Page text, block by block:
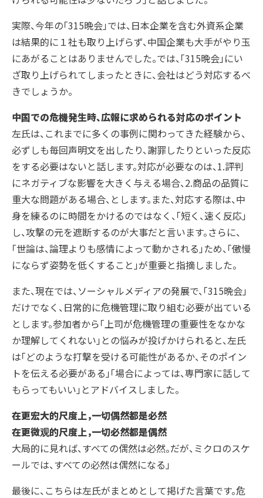
実際、今年の「315晩会」では、日本企業を含む外資系企業
は結果的に１社も取り上げらず、中国企業も大手がやり玉
にあがることはありませんでした。では、「315晩会」にい
ざ取り上げられてしまったときに、会社はどう対応するべ
きでしょうか。
中国での危機発生時、広報に求められる対応のポイント
左氏は、これまでに多くの事例に関わってきた経験から、
必ずしも毎回声明文を出したり、謝罪したりといった反応
をする必要はないと話します。対応が必要なのは、1.評判
にネガティブな影響を大きく与える場合、2.商品の品質に
重大な問題がある場合、とします。また、対応する際は、中
身を練るのに時間をかけるのではなく、「短く、速く反応」
し、攻撃の元を遮断するのが大事だと言います。さらに、
「世論は、論理よりも感情によって動かされる」ため、「傲慢
にならず姿勢を低くすること」が重要と指摘しました。
また、現在では、ソーシャルメディアの発展で、「315晩会」
だけでなく、日常的に危機管理に取り組む必要が出ている
とします。参加者から「上司が危機管理の重要性をなかな
か理解してくれない」との悩みが投げかけられると、左氏
は「どのような打撃を受ける可能性があるか、そのポイン
トを伝える必要がある」「場合によっては、専門家に話して
もらってもいい」とアドバイスしました。
在更宏大的尺度上，一切偶然都是必然
在更微观的尺度上，一切必然都是偶然
大局的に見れば、すべての偶然は必然。だが、ミクロのスケ
ールでは、すべての必然は偶然になる」
最後に、こちらは左氏がまとめとして掲げた言葉です。危